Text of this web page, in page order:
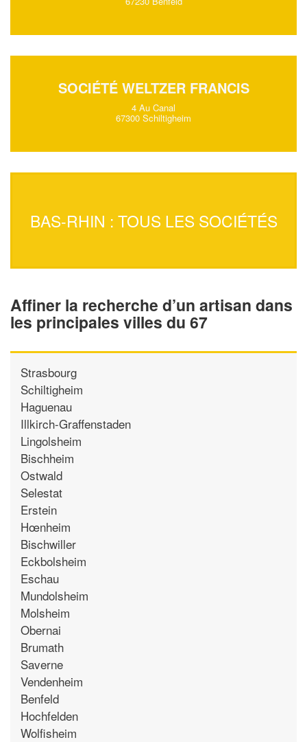
SOCIÉTÉ WELTZER FRANCIS
4 Au Canal
67300 Schiltigheim
BAS-RHIN : TOUS LES SOCIÉTÉS
Affiner la recherche d’un artisan dans
les principales villes du 67
Strasbourg
Schiltigheim
Haguenau
Illkirch-Graffenstaden
Lingolsheim
Bischheim
Ostwald
Selestat
Erstein
Hœnheim
Bischwiller
Eckbolsheim
Eschau
Mundolsheim
Molsheim
Obernai
Brumath
Saverne
Vendenheim
Benfeld
Hochfelden
Wolfisheim